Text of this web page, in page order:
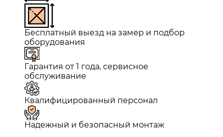
Бесплатный выезд на замер и подбор
оборудования
Гарантия от 1 года, сервисное
обслуживание
Квалифицированный персонал
Надежный и безопасный монтаж